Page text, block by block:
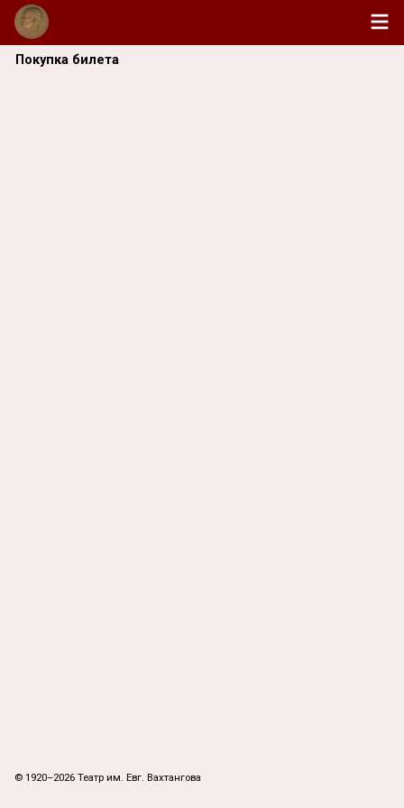
Покупка билета
© 1920–2026 Театр им. Евг. Вахтангова